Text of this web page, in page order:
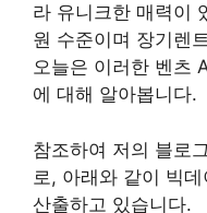
라 유니크한 매력이
원 수준이며 장기렌
오늘은 이러한 벤츠
에 대해 알아봅니다.
참조하여 저의 블로
로, 아래와 같이 빅
산출하고 있습니다.